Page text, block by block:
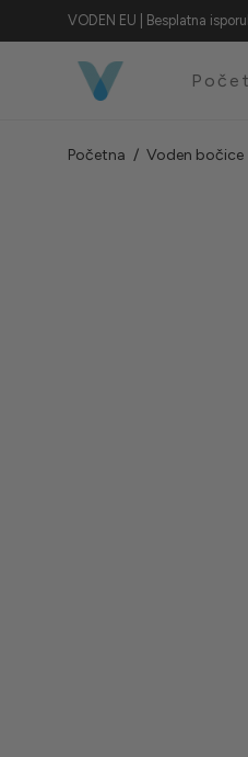
VODEN EU | Besplatna
Početna / Voden bočice